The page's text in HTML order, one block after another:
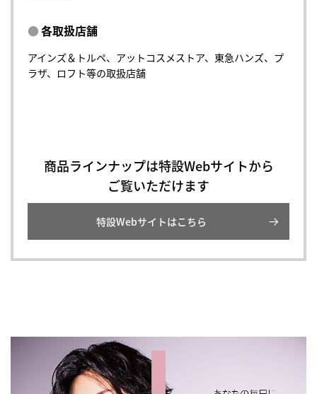
各取扱店舗
アインズ＆トルペ、アットコスメストア、東急ハンズ、プ
ラザ、ロフト等の取扱店舗
商品ラインナップは特設Webサイトから
ご覧いただけます
特設Webサイトはこちら